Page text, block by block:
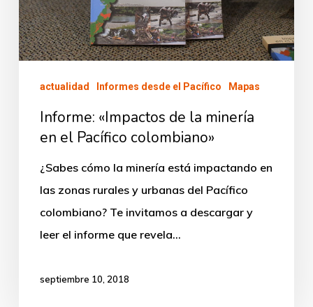
el
Pacífico
actualidad Informes desde el Pacífico Mapas
Informe: «Impactos de la minería
en el Pacífico colombiano»
¿Sabes cómo la minería está impactando en
las zonas rurales y urbanas del Pacífico
colombiano? Te invitamos a descargar y
leer el informe que revela…
septiembre 10, 2018